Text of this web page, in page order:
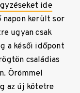
ide
napon került sor
ugyan csak
a késői időpont
családias
Örömmel
az új kötetre